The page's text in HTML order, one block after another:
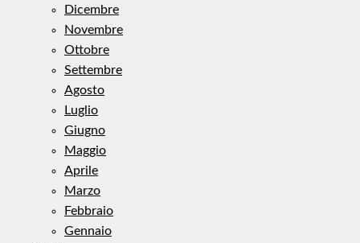
Dicembre
Novembre
Ottobre
Settembre
Agosto
Luglio
Giugno
Maggio
Aprile
Marzo
Febbraio
Gennaio